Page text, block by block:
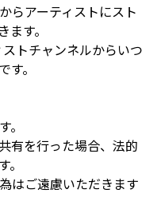
らアーティストにスト
す。
トチャンネルからいつ
。
有を行った場合、法的
はご遠慮いただきます